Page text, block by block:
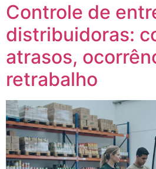
Controle de
distribuidoras:
atrasos,
retrabalho